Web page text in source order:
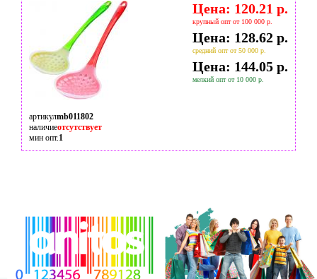
Цена: 120.21 р.
крупный опт от 100 000 р.
Цена: 128.62 р.
средний опт от 50 000 р.
Цена: 144.05 р.
мелкий опт от 10 000 р.
артикулmb011802
наличиеотсутствует
мин опт.1